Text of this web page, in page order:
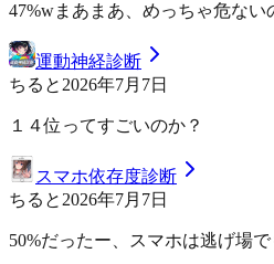
47%wまあまあ、めっちゃ危ない
運動神経診断
ちると2026年7月7日
１４位ってすごいのか？
スマホ依存度診断
ちると2026年7月7日
50%だったー、スマホは逃げ場